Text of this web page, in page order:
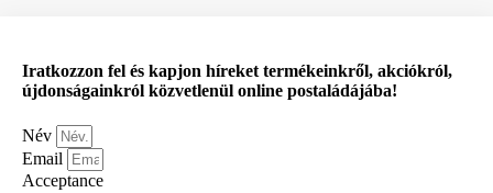
Iratkozzon fel és kapjon híreket termékeinkről, akciókról,
újdonságainkról közvetlenül online postaládájába!
Név
Email
Acceptance